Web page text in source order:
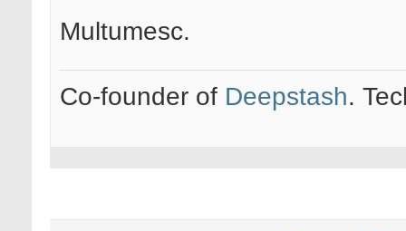
Multumesc.
Co-founder of Deepstash.